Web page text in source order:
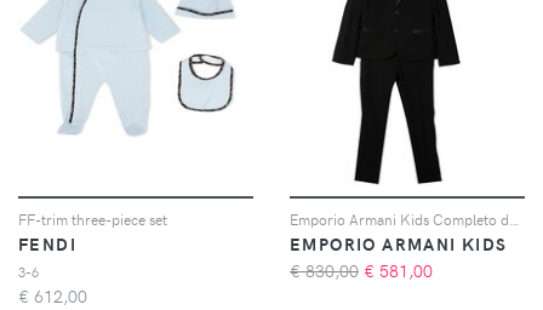
FF-trim three-piece set
FENDI
3-6
€ 612,00
Emporio Armani Kids Completo due pezzi - Nero
EMPORIO ARMANI KIDS
€ 830,00 € 581,00